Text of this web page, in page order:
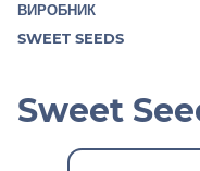
ВИРОБНИК
SWEET SEEDS
Sweet